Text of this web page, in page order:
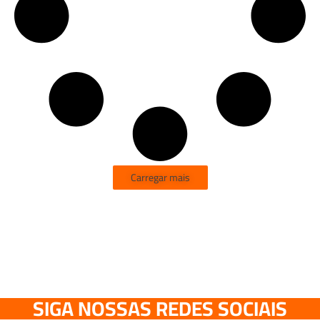
Carregar mais
SIGA NOSSAS REDES SOCIAIS